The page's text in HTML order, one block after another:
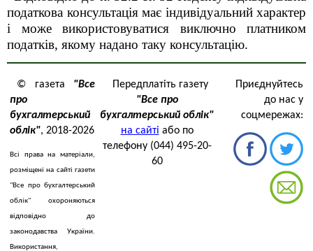
податкова консультація має індивідуальний характер
і може використовуватися виключно платником
податків, якому надано таку консультацію.
© газета "Все
про
бухгалтерський
облік", 2018-2026
Всі права на матеріали,
розміщені на сайті газети
"Все про бухгалтерський
облік" охороняються
відповідно до
законодавства України.
Використання,
Передплатіть газету
"Все про
бухгалтерський облік"
на сайті або по
телефону (044) 495-20-
60
Приєднуйтесь
до нас у
соцмережах: